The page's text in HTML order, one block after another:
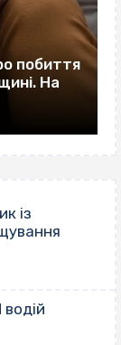
побиття
На
із